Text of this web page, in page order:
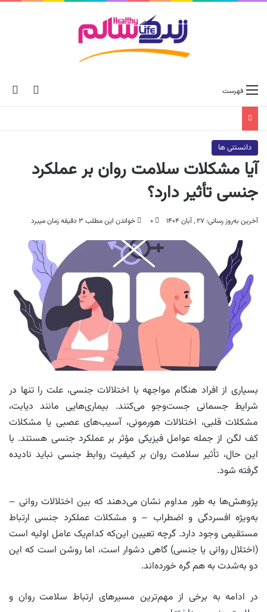
skin فهرست
دانستنی ها
آیا مشکلات سلامت روان بر عملکرد
جنسی تأثیر دارد؟
آخرین به‌روز رسانی: ۲۷ , آبان ۱۴۰۴ ۰ خواندن این مطلب ۳ دقیقه زمان میبرد
بسیاری از افراد هنگام مواجهه با اختلالات جنسی، علت را تنها در
شرایط جسمانی جست‌وجو می‌کنند. بیماری‌هایی مانند دیابت،
مشکلات قلبی، اختلالات هورمونی، آسیب‌های عصبی یا مشکلات
کف لگن از جمله عوامل فیزیکی مؤثر بر عملکرد جنسی هستند. با
این حال، تأثیر سلامت روان بر کیفیت روابط جنسی نباید نادیده
گرفته شود.
پژوهش‌ها به‌ طور مداوم نشان می‌دهند که بین اختلالات روانی –
به‌ویژه افسردگی و اضطراب – و مشکلات عملکرد جنسی ارتباط
مستقیمی وجود دارد. گرچه تعیین این‌که کدام‌یک عامل اولیه است
(اختلال روانی یا جنسی) گاهی دشوار است، اما روشن است که این
دو به‌شدت به هم گره خورده‌اند.
در ادامه به برخی از مهم‌ترین مسیرهای ارتباط سلامت روان و